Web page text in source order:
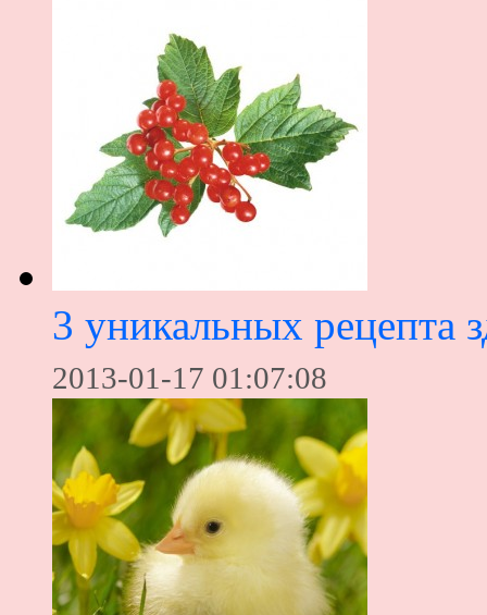
3 уникальных рецепта
2013-01-17 01:07:08